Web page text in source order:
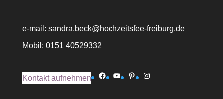
e-mail: sandra.beck@hochzeitsfee-freiburg.de
Mobil: 0151 40529332
Kontakt aufnehmen Facebook
YouTube
PinterestInstagram